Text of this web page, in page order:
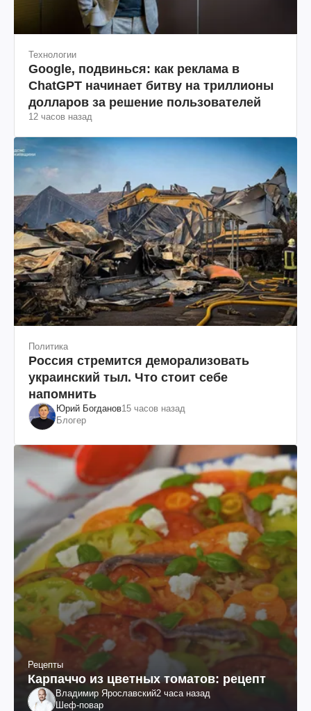
Технологии
Google, подвинься: как реклама в
ChatGPT начинает битву на триллионы
долларов за решение пользователей
12 часов назад
Политика
Россия стремится деморализовать
украинский тыл. Что стоит себе
напомнить
Юрий Богданов15 часов назад
Блогер
Рецепты
Карпаччо из цветных томатов: рецепт
Владимир Ярославский2 часа назад
Шеф-повар